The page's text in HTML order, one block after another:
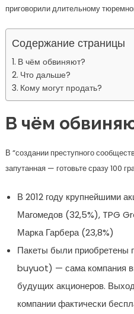
приговорили длительному
Содержание страницы
В чём обвиняют?
Что дальше?
Кому могут продать?
В чём
В “создании преступного
запутанная — готовьте сразу 100
В 2012 году крупнейшими
Магомедов (32,5%), TPG
Марка Гарбера (23,8%)
Пакеты были
buyuot) — сама компания
будущих акционеров.
компании фактически